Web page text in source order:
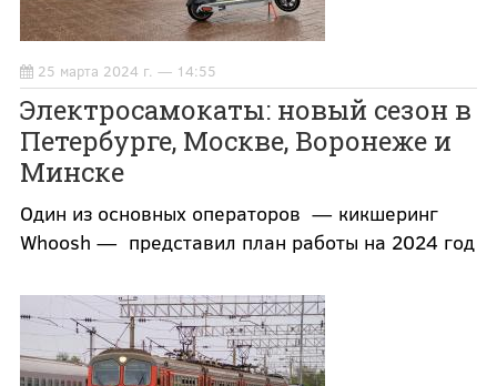
25 марта 2024 г. — 14:55
Электросамокаты: новый сезон в
Петербурге, Москве, Воронеже и
Минске
Один из основных операторов — кикшеринг
Whoosh — представил план работы на 2024 год